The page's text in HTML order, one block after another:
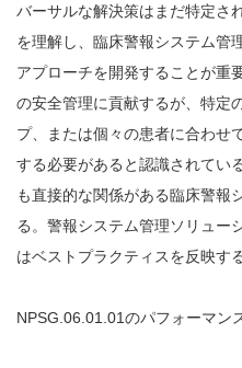
バーサルな解決策はまだ特定さ
を理解し、臨床警報システム管
アプローチを開発することが重
の安全管理に貢献するが、特定
プ、または個々の患者に合わせ
する必要があると認識されてい
も直接的な関係がある臨床警報
る。警報システム管理ソリュー
はベストプラクティスを反映す
NPSG.06.01.01のパフォーマン